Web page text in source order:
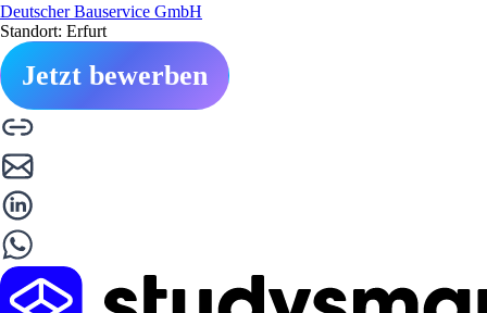
Deutscher Bauservice GmbH
Standort: Erfurt
Jetzt bewerben